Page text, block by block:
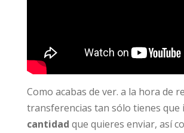
Como acabas de ver. a la hora de
transferencias tan sólo tienes que
cantidad que quieres enviar, así